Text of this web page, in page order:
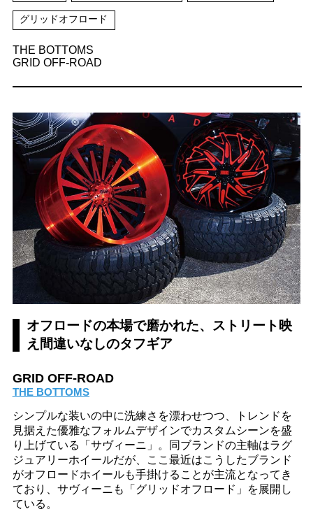
グリッドオフロード
THE BOTTOMS
GRID OFF-ROAD
オフロードの本場で磨かれた、ストリート映
え間違いなしのタフギア
GRID OFF-ROAD
THE BOTTOMS
シンプルな装いの中に洗練さを漂わせつつ、トレンドを
見据えた優雅なフォルムデザインでカスタムシーンを盛
り上げている「サヴィーニ」。同ブランドの主軸はラグ
ジュアリーホイールだが、ここ最近はこうしたブランド
がオフロードホイールも手掛けることが主流となってき
ており、サヴィーニも「グリッドオフロード」を展開し
ている。